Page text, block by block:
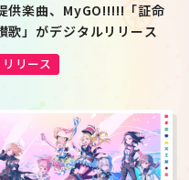
リリース
供楽曲、MyGO!!!!!「証命
歌」がデジタルリリース